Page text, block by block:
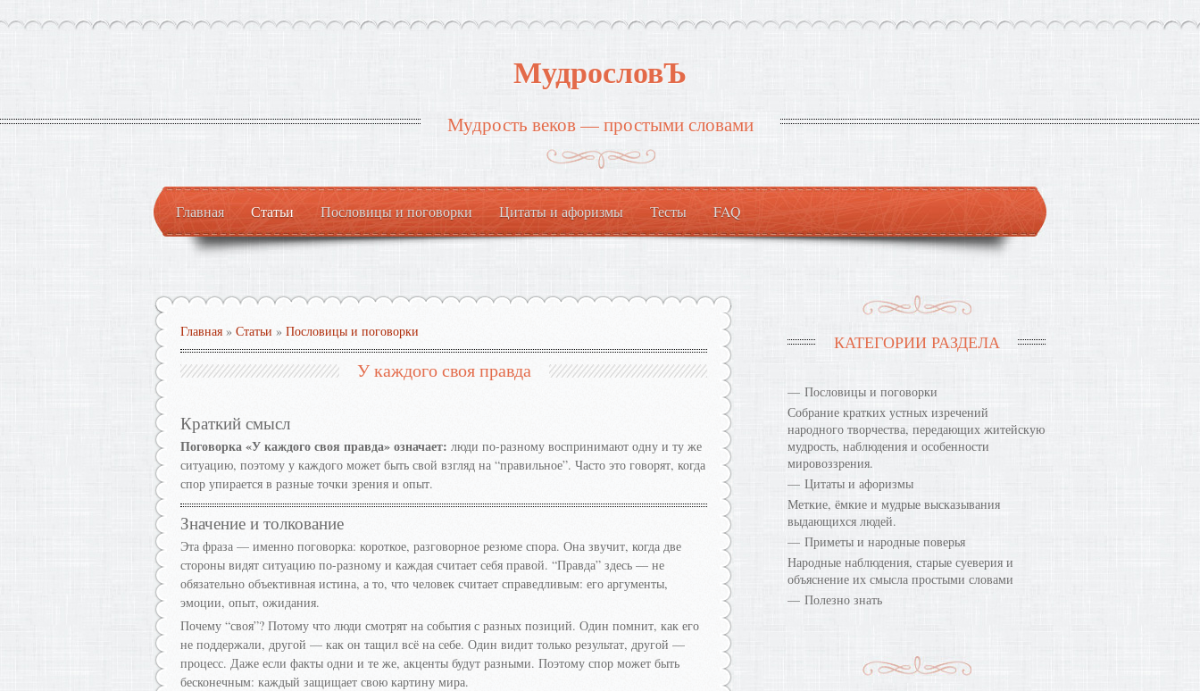
МудрословЪ
Мудрость веков — простыми словами
Главная Статьи Пословицы и поговорки Цитаты и афоризмы Тесты FAQ
Главная » Статьи » Пословицы и поговорки
У каждого своя правда
Краткий смысл
Поговорка «У каждого своя правда» означает: люди по-разному воспринимают одну и ту же
ситуацию, поэтому у каждого может быть свой взгляд на “правильное”. Часто это говорят, когда
спор упирается в разные точки зрения и опыт.
Значение и толкование
Эта фраза — именно поговорка: короткое, разговорное резюме спора. Она звучит, когда две
стороны видят ситуацию по-разному и каждая считает себя правой. “Правда” здесь — не
обязательно объективная истина, а то, что человек считает справедливым: его аргументы,
эмоции, опыт, ожидания.
Почему “своя”? Потому что люди смотрят на события с разных позиций. Один помнит, как его
не поддержали, другой — как он тащил всё на себе. Один видит только результат, другой —
процесс. Даже если факты одни и те же, акценты будут разными. Поэтому спор может быть
бесконечным: каждый защищает свою картину мира.
КАТЕГОРИИ РАЗДЕЛА
Пословицы и поговорки
Собрание кратких устных изречений
народного творчества, передающих житейскую
мудрость, наблюдения и особенности
мировоззрения.
Цитаты и афоризмы
Меткие, ёмкие и мудрые высказывания
выдающихся людей.
Приметы и народные поверья
Народные наблюдения, старые суеверия и
объяснение их смысла простыми словами
Полезно знать